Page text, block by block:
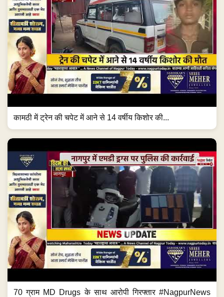
कामठी में ट्रेन की चपेट में आने से 14 वर्षीय किशोर की...
70 ग्राम MD Drugs के साथ आरोपी गिरफ्तार #NagpurNews